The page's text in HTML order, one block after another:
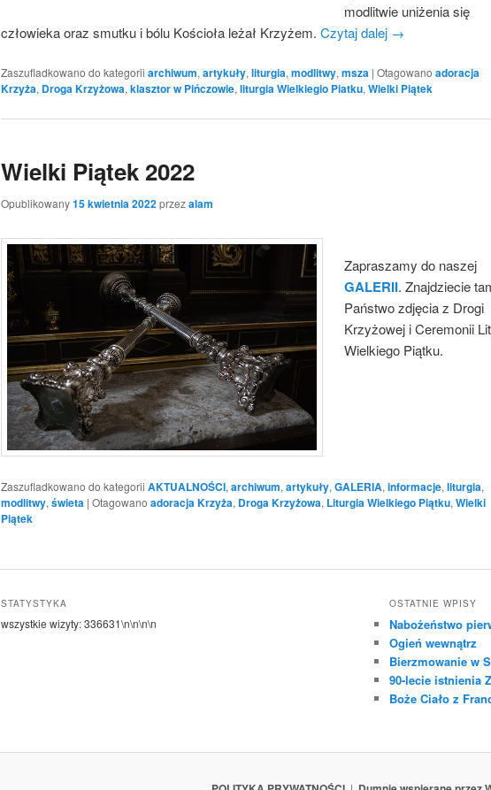
modlitwie uniżenia się
człowieka oraz smutku i bólu Kościoła leżał Krzyżem. Czytaj dalej →
Zaszufladkowano do kategorii archiwum, artykuły, liturgia, modlitwy, msza | Otagowano adoracja
Krzyża, Droga Krzyżowa, klasztor w Pińczowie, liturgia Wielkiegio Piatku, Wielki Piątek
Wielki Piątek 2022
Opublikowany15 kwietnia 2022przezalam
Zapraszamy do naszej
GALERII. Znajdziecie
Państwo zdjęcia z Drogi
Krzyżowej i Ceremonii
Wielkiego Piątku.
Zaszufladkowano do kategorii AKTUALNOŚCI, archiwum, artykuły, GALERIA, informacje, liturgia,
modlitwy, świeta | Otagowano adoracja Krzyża, Droga Krzyżowa, Liturgia Wielkiego Piątku, Wielki
Piątek
STATYSTYKA
wszystkie wizyty:336631\n\n\n\n
OSTATNIE WPISY
Nabożeństwo
Ogień wewnątrz
Bierzmowanie w
90-lecie istnienia
Boże Ciało z